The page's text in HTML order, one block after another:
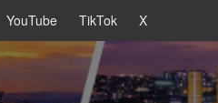
YouTube TikTok X